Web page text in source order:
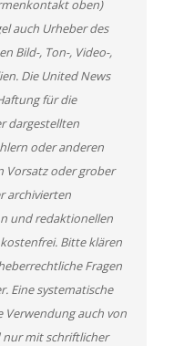
oben)
auch Urheber des
Bild-, Ton-, Video-,
Die United News
für die
dargestellten
oder anderen
Vorsatz oder grober
archivierten
und redaktionellen
Bitte klären
Fragen
Eine systematische
Verwendung auch von
nur mit schriftlicher